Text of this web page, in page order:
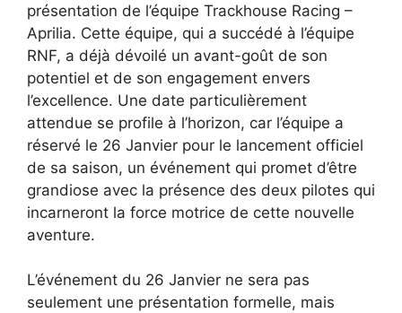
présentation de l’équipe Trackhouse Racing –
Aprilia. Cette équipe, qui a succédé à l’équipe
RNF, a déjà dévoilé un avant-goût de son
potentiel et de son engagement envers
l’excellence. Une date particulièrement
attendue se profile à l’horizon, car l’équipe a
réservé le 26 Janvier pour le lancement officiel
de sa saison, un événement qui promet d’être
grandiose avec la présence des deux pilotes qui
incarneront la force motrice de cette nouvelle
aventure.
L’événement du 26 Janvier ne sera pas
seulement une présentation formelle, mais